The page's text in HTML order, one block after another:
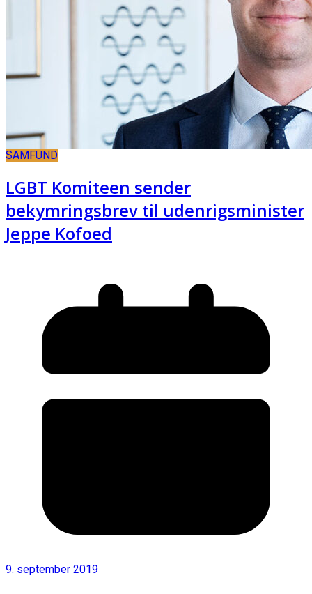
SAMFUND
LGBT Komiteen sender
bekymringsbrev til udenrigsminister
Jeppe Kofoed
9. september 2019